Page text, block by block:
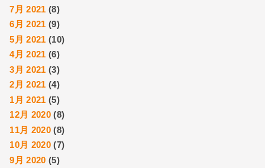
7月 2021 (8)
6月 2021 (9)
5月 2021 (10)
4月 2021 (6)
3月 2021 (3)
2月 2021 (4)
1月 2021 (5)
12月 2020 (8)
11月 2020 (8)
10月 2020 (7)
9月 2020 (5)